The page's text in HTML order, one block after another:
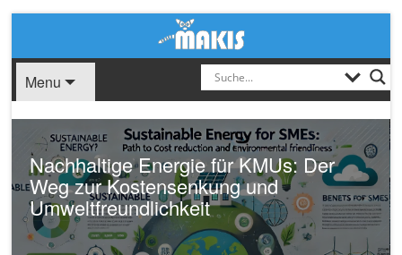
Menu
Nachhaltige Energie für KMUs: Der
Weg zur Kostensenkung und
Umweltfreundlichkeit